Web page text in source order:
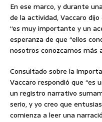
En ese marco, y durante
de la actividad, Vaccaro
“es muy importante y un
esperanza de que “ellos
nosotros conozcamos más
Consultado sobre la
Vaccaro respondió que “es
un registro narrativo
serio, y yo creo que
comienza a leer una